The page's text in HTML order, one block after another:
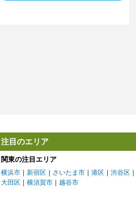
注目のエリア
関東の注目エリア
横浜市 ｜ 新宿区 ｜ さいたま市 ｜ 港区 ｜ 渋谷区 ｜
大田区 ｜ 横須賀市 ｜ 越谷市